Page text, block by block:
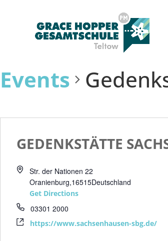
Events
GEDENKSTÄTTE
Str. der Nationen 22
Oranienburg,16515Deutschland
Get Directions
03301 2000
https://www.sachsenhausen-sbg.de/